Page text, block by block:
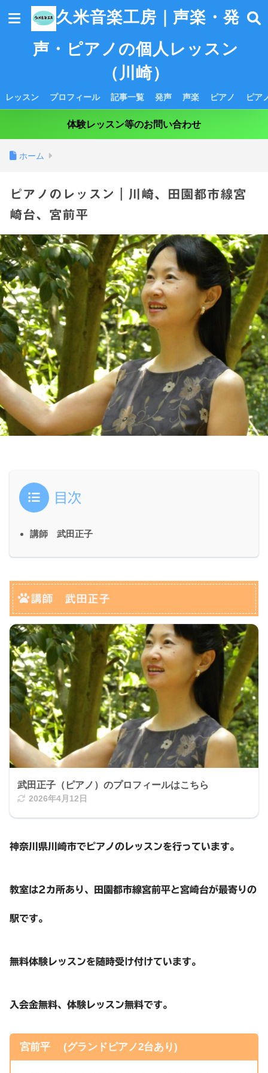
久米音楽工房｜声楽・発
声・ピアノの個人レッスン
（川崎）
レッスン プロフィール 記事一覧 発声 声楽 ピアノ ピア
体験レッスン等のお問い合わせ
ホーム
ピアノのレッスン｜川崎、田園都市線宮
崎台、宮前平
目次
講師 武田正子
講師 武田正子
武田正子（ピアノ）のプロフィールはこちら
2026年4月12日
神奈川県川崎市でピアノのレッスンを行っています。
教室は2カ所あり、田園都市線宮前平と宮崎台が最寄りの
駅です。
無料体験レッスンを随時受け付けています。
入会金無料、体験レッスン無料です。
宮前平 (グランドピアノ2台あり)